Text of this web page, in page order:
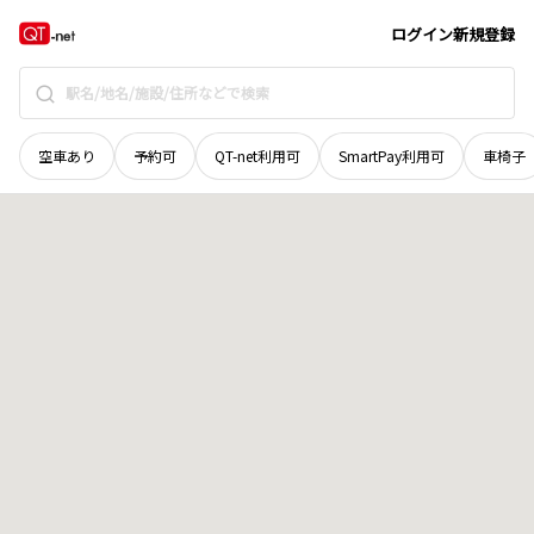
ログイン新規登録
空車あり 予約可 QT-net利用可 SmartPay利用可 車椅子
京都府